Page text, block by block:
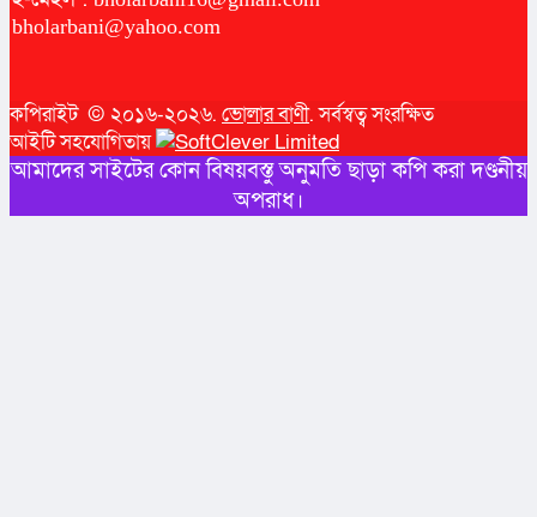
bholarbani@yahoo.com
কপিরাইট © ২০১৬-২০২৬. ভোলার বাণী. সর্বস্বত্ব সংরক্ষিত
আইটি সহযোগিতায়
আমাদের সাইটের কোন বিষয়বস্তু অনুমতি ছাড়া কপি করা দণ্ডনীয়
অপরাধ।